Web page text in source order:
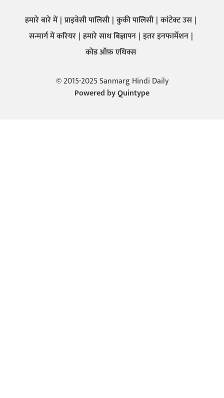
हमारे बारे में प्राइवेसी पालिसी कुकी पालिसी कांटेक्ट उस
सन्मार्ग में करियर हमारे साथ बिज्ञापन इतर इनफार्मेशन
कोड ऑफ़ एथिक्स
© 2015-2025 Sanmarg Hindi Daily
Powered byQuintype